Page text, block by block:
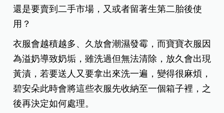
還是要賣到二手市場，又或者留著生第二胎後使
用？
衣服會越積越多、久放會潮濕發霉，而寶寶衣服因
為溢奶導致奶垢，雖洗過但無法清除，放久會出現
黃漬，若要送人又要拿出來洗一遍，變得很麻煩，
碧安朵此時會將這些衣服先收納至一個箱子裡，之
後再決定如何處理。